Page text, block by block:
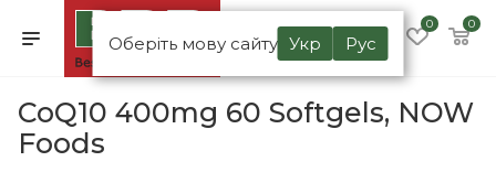
Оберіть мову сайту Укр Рус
0 0
CoQ10 400mg 60 Softgels, NOW
Foods